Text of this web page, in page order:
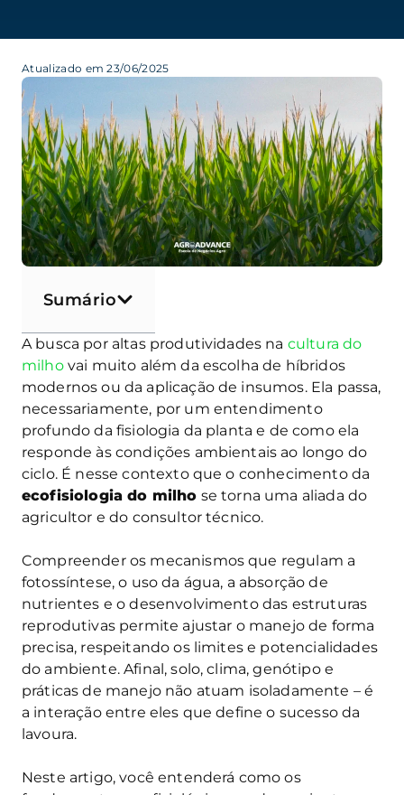
Atualizado em 23/06/2025
Sumário
A busca por altas produtividades na cultura do
milhovai muito além da escolha de híbridos
modernos ou da aplicação de insumos. Ela passa,
necessariamente, por um entendimento
profundo da fisiologia da planta e de como ela
responde às condições ambientais ao longo do
ciclo. É nesse contexto que o conhecimento da
ecofisiologia do milho se torna uma aliada do
agricultor e do consultor técnico.
Compreender os mecanismos que regulam a
fotossíntese, o uso da água, a absorção de
nutrientes e o desenvolvimento das estruturas
reprodutivas permite ajustar o manejo de forma
precisa, respeitando os limites e potencialidades
do ambiente. Afinal, solo, clima, genótipo e
práticas de manejo não atuam isoladamente – é
a interação entre eles que define o sucesso da
lavoura.
Neste artigo, você entenderá como os